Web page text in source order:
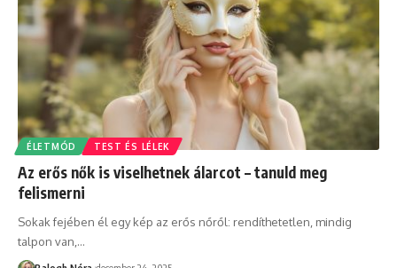
ÉLETMÓD TEST ÉS LÉLEK
Az erős nők is viselhetnek álarcot – tanuld meg
felismerni
Sokak fejében él egy kép az erős nőről: rendíthetetlen, mindig
talpon van, …